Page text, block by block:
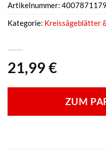
21,99 €
ZUM
Artikelnummer:
Kategorie: Kreissägeblätter